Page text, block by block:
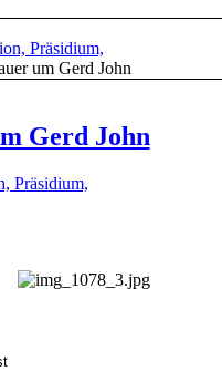
Präsidium,
um Gerd John
Gerd John
Präsidium,